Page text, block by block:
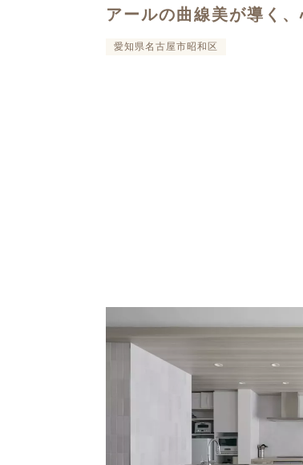
アールの曲線美が導く
愛知県名古屋市昭和区